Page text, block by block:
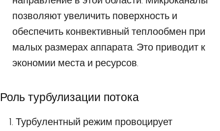
позволяют увеличить поверхность и
обеспечить конвективный теплообмен при
малых размерах аппарата. Это приводит к
экономии места и ресурсов.
Роль турбулизации потока
Турбулентный режим провоцирует